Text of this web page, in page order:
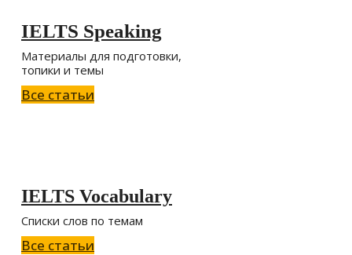
IELTS Speaking
Материалы для подготовки,
топики и темы
Все статьи
IELTS Vocabulary
Списки слов по темам
Все статьи